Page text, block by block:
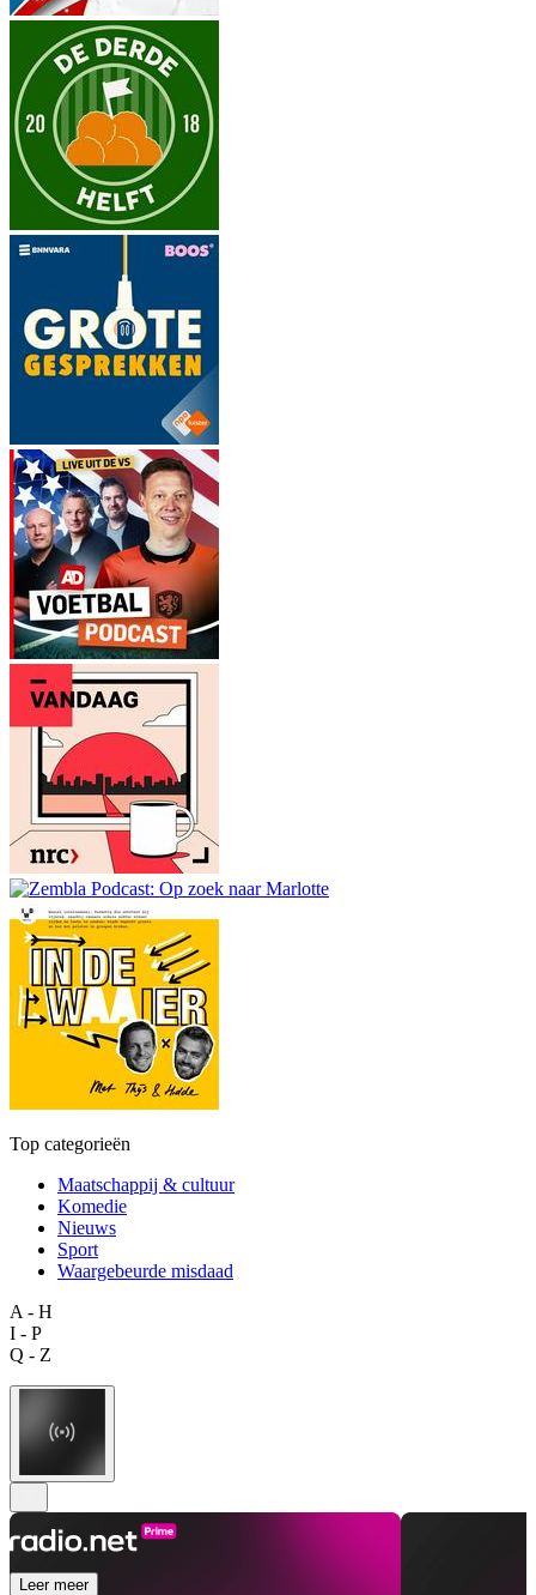
Top categorieën
Maatschappij & cultuur
Komedie
Nieuws
Sport
Waargebeurde misdaad
A - H
I - P
Q - Z
Leer meer